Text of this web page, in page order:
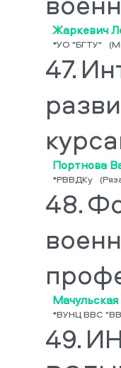
Жаркевич
*УО "БГТУ"
47.
Портнова
*РВВДКу
48.
*ВУНЦ ВВС
49.